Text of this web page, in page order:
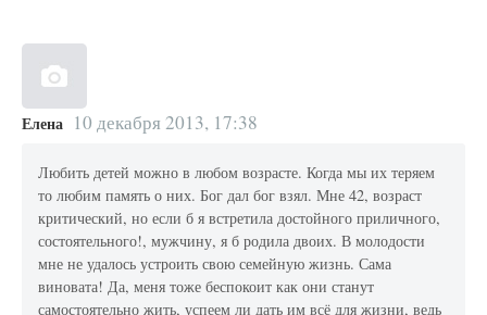
Елена 10 декабря 2013, 17:38
Любить детей можно в любом возрасте. Когда мы их теряем
то любим память о них. Бог дал бог взял. Мне 42, возраст
критический, но если б я встретила достойного приличного,
состоятельного!, мужчину, я б родила двоих. В молодости
мне не удалось устроить свою семейную жизнь. Сама
виновата! Да, меня тоже беспокоит как они станут
самостоятельно жить, успеем ли дать им всё для жизни, ведь